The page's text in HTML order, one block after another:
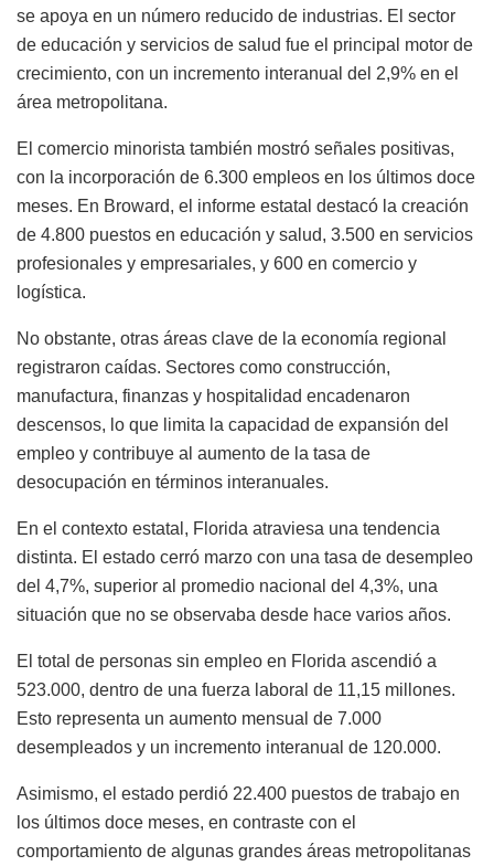
se apoya en un número reducido de industrias. El sector
de educación y servicios de salud fue el principal motor de
crecimiento, con un incremento interanual del 2,9% en el
área metropolitana.
El comercio minorista también mostró señales positivas,
con la incorporación de 6.300 empleos en los últimos doce
meses. En Broward, el informe estatal destacó la creación
de 4.800 puestos en educación y salud, 3.500 en servicios
profesionales y empresariales, y 600 en comercio y
logística.
No obstante, otras áreas clave de la economía regional
registraron caídas. Sectores como construcción,
manufactura, finanzas y hospitalidad encadenaron
descensos, lo que limita la capacidad de expansión del
empleo y contribuye al aumento de la tasa de
desocupación en términos interanuales.
En el contexto estatal, Florida atraviesa una tendencia
distinta. El estado cerró marzo con una tasa de desempleo
del 4,7%, superior al promedio nacional del 4,3%, una
situación que no se observaba desde hace varios años.
El total de personas sin empleo en Florida ascendió a
523.000, dentro de una fuerza laboral de 11,15 millones.
Esto representa un aumento mensual de 7.000
desempleados y un incremento interanual de 120.000.
Asimismo, el estado perdió 22.400 puestos de trabajo en
los últimos doce meses, en contraste con el
comportamiento de algunas grandes áreas metropolitanas